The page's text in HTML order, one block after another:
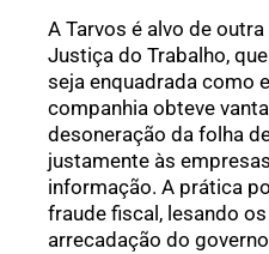
A Tarvos é alvo de
Justiça do Trabalho,
seja enquadrada como
companhia obteve
desoneração da folha
justamente às
informação. A prática
fraude fiscal, lesando
arrecadação do